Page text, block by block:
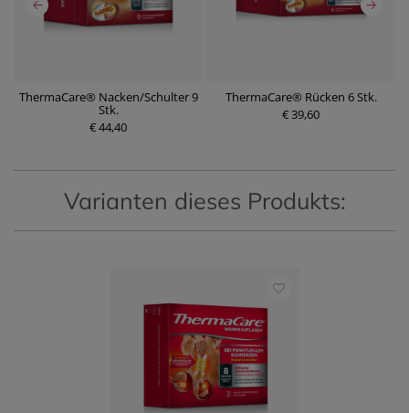
ThermaCare® Nacken/Schulter 9
Stk.
€ 44,40
ThermaCare® Rücken 6 Stk.
€ 39,60
Varianten dieses Produkts: